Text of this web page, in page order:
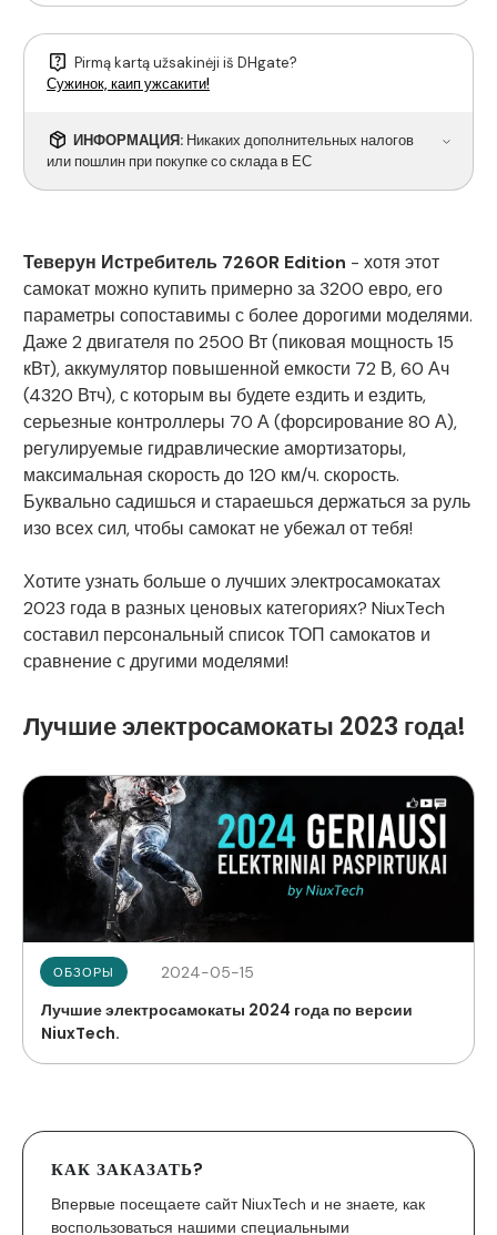
Pirmą kartą užsakinėji iš DHgate?
Сужинок, каип ужсакити!
ИНФОРМАЦИЯ: Никаких дополнительных налогов
или пошлин при покупке со склада в ЕС
Теверун Истребитель 7260R Edition - хотя этот
самокат можно купить примерно за 3200 евро, его
параметры сопоставимы с более дорогими моделями.
Даже 2 двигателя по 2500 Вт (пиковая мощность 15
кВт), аккумулятор повышенной емкости 72 В, 60 Ач
(4320 Втч), с которым вы будете ездить и ездить,
серьезные контроллеры 70 А (форсирование 80 А),
регулируемые гидравлические амортизаторы,
максимальная скорость до 120 км/ч. скорость.
Буквально садишься и стараешься держаться за руль
изо всех сил, чтобы самокат не убежал от тебя!
Хотите узнать больше о лучших электросамокатах
2023 года в разных ценовых категориях? NiuxTech
составил персональный список ТОП самокатов и
сравнение с другими моделями!
Лучшие электросамокаты 2023 года!
ОБЗОРЫ 2024-05-15
Лучшие электросамокаты 2024 года по версии
NiuxTech.
КАК ЗАКАЗАТЬ?
Впервые посещаете сайт NiuxTech и не знаете, как
воспользоваться нашими специальными